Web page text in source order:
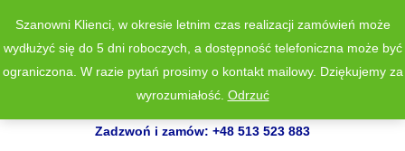
Zadzwoń i zamów: +48 513 523 883
Szanowni Klienci, w okresie letnim czas realizacji zamówień może
wydłużyć się do 5 dni roboczych, a dostępność telefoniczna może być
ograniczona. W razie pytań prosimy o kontakt mailowy. Dziękujemy za
wyrozumiałość. Odrzuć